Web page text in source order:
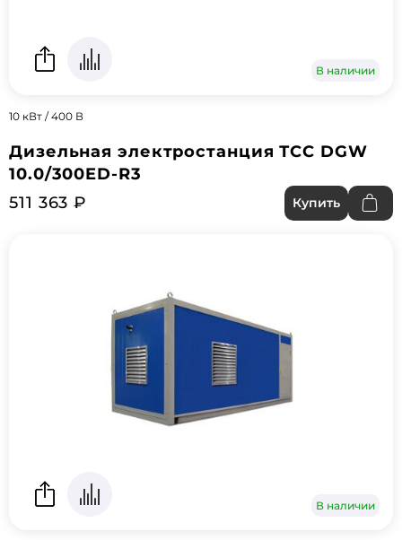
В наличии
10 кВт / 400 В
Дизельная электростанция ТСС DGW
10.0/300ED-R3
511 363 ₽
Купить
В наличии